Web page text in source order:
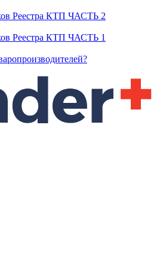
Реестра КТП ЧАСТЬ 2
Реестра КТП ЧАСТЬ 1